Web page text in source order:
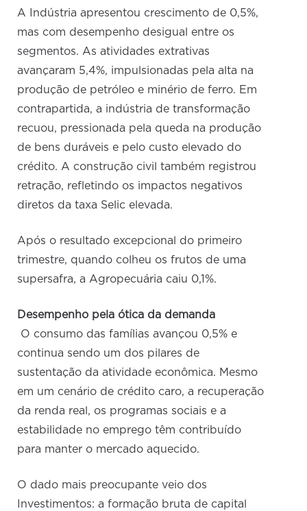
A Indústria apresentou crescimento de 0,5%,
mas com desempenho desigual entre os
segmentos. As atividades extrativas
avançaram 5,4%, impulsionadas pela alta na
produção de petróleo e minério de ferro. Em
contrapartida, a indústria de transformação
recuou, pressionada pela queda na produção
de bens duráveis e pelo custo elevado do
crédito. A construção civil também registrou
retração, refletindo os impactos negativos
diretos da taxa Selic elevada.
Após o resultado excepcional do primeiro
trimestre, quando colheu os frutos de uma
supersafra, a Agropecuária caiu 0,1%.
Desempenho pela ótica da demanda
O consumo das famílias avançou 0,5% e
continua sendo um dos pilares de
sustentação da atividade econômica. Mesmo
em um cenário de crédito caro, a recuperação
da renda real, os programas sociais e a
estabilidade no emprego têm contribuído
para manter o mercado aquecido.
O dado mais preocupante veio dos
Investimentos: a formação bruta de capital